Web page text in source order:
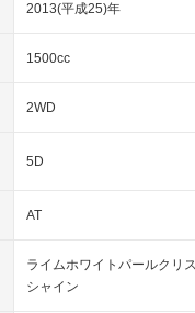
2013(平成25)年
1500cc
2WD
5D
AT
ライムホワイトパールクリ
シャイン